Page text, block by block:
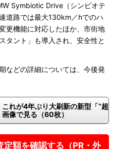
Symbiotic Drive（シンビオテ
道路では最大130km／hでのハ
更機能に対応したほか、市街地
タント」も導入され、安全性と
などの詳細については、今後発
れが4年ぶり大刷新の新型「“超
像で見る（60枚）
定額を確認する（PR・外